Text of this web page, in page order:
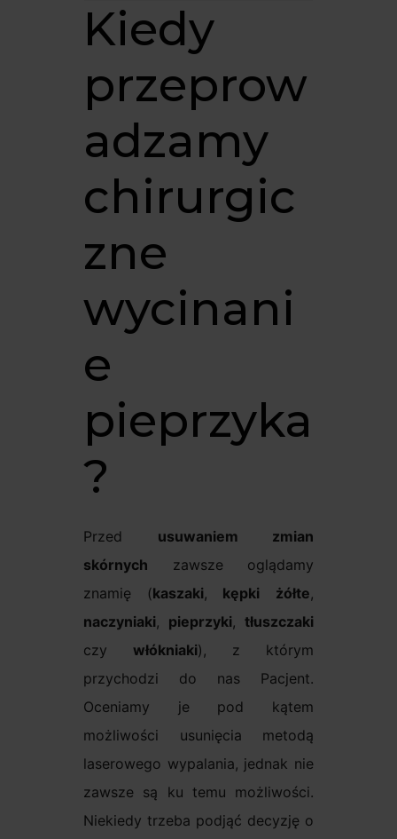
Kiedy
przeprow
adzamy
chirurgic
zne
wycinani
e
pieprzyka
?
Przed usuwaniem zmian
skórnych zawsze oglądamy
znamię (kaszaki, kępki żółte,
naczyniaki, pieprzyki, tłuszczaki
czy włókniaki), z którym
przychodzi do nas Pacjent.
Oceniamy je pod kątem
możliwości usunięcia metodą
laserowego wypalania, jednak nie
zawsze są ku temu możliwości.
Niekiedy trzeba podjąć decyzję o